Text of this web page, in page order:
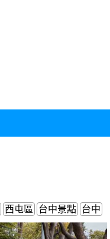
西屯區 台中景點 台中